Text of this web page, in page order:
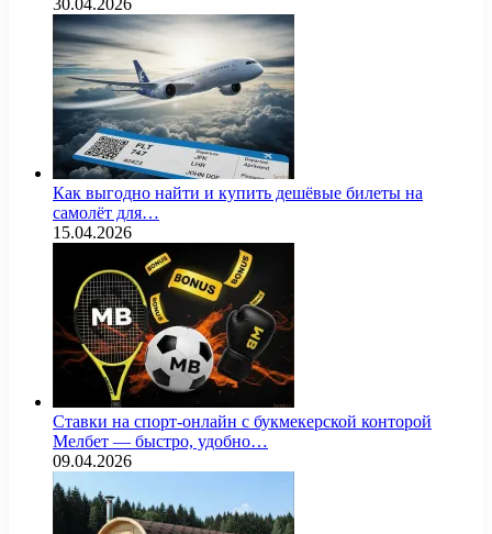
30.04.2026
Как выгодно найти и купить дешёвые билеты на
самолёт для…
15.04.2026
Ставки на спорт-онлайн с букмекерской конторой
Мелбет — быстро, удобно…
09.04.2026